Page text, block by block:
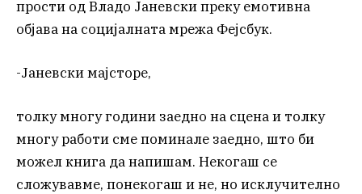
прости од Владо Јаневски преку емотивна
објава на социјалната мрежа Фејсбук.
-Јаневски мајсторе,
толку многу години заедно на сцена и толку
многу работи сме поминале заедно, што би
можел книга да напишам. Некогаш се
сложувавме, понекогаш и не, но исклучително